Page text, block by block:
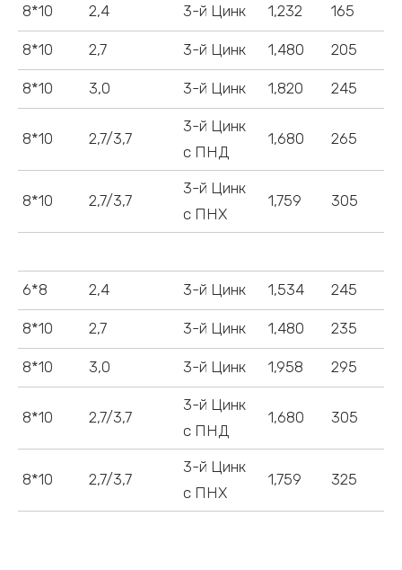
8*10 2,4 3-й Цинк 1,232 165
8*10 2,7 3-й Цинк 1,480 205
8*10 3,0 3-й Цинк 1,820 245
8*10 2,7/3,7
3-й Цинк
с ПНД
1,680 265
8*10 2,7/3,7
3-й Цинк
с ПНХ
1,759 305
6*8 2,4 3-й Цинк 1,534 245
8*10 2,7 3-й Цинк 1,480 235
8*10 3,0 3-й Цинк 1,958 295
8*10 2,7/3,7
3-й Цинк
с ПНД
1,680 305
8*10 2,7/3,7
3-й Цинк
с ПНХ
1,759 325